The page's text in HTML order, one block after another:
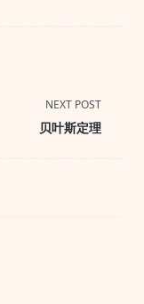
NEXT POST
贝叶斯定理